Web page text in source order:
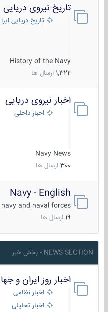
تاریخ نیروی دریایی
تاریخ دریایی ایران
History of the Navy
1,322 ارسال ها
اخبار نیروی دریایی
اخبار داخلی
Navy News
300 ارسال ها
Navy - English
navy and naval forces!
ارسال ها
NEWS SECTION - بخش خبر
اخبار روز ایران و جهان
اخبار نظامی
اخبار تحلیلی